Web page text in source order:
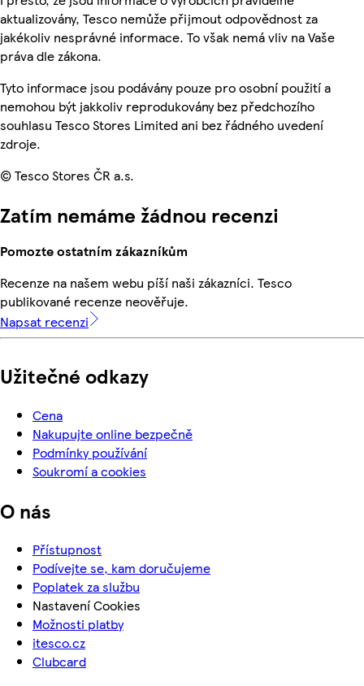
aktualizovány, Tesco nemůže přijmout odpovědnost za
jakékoliv nesprávné informace. To však nemá vliv na Vaše
práva dle zákona.
Tyto informace jsou podávány pouze pro osobní použití a
nemohou být jakkoliv reprodukovány bez předchozího
souhlasu Tesco Stores Limited ani bez řádného uvedení
zdroje.
© Tesco Stores ČR a.s.
Zatím nemáme žádnou recenzi
Pomozte ostatním zákazníkům
Recenze na našem webu píší naši zákazníci. Tesco
publikované recenze neověřuje.
Napsat recenzi
Užitečné odkazy
Cena
Nakupujte online bezpečně
Podmínky používání
Soukromí a cookies
O nás
Přístupnost
Podívejte se, kam doručujeme
Poplatek za službu
Nastavení Cookies
Možnosti platby
itesco.cz
Clubcard